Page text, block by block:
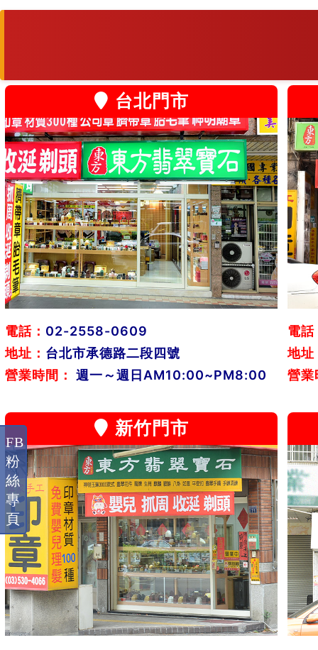
台北門市
電話： 02-2558-0609
地址： 台北市承德路二段四號
營業時間：
週一～週日AM10:00~PM8:00
電話
地址
營業
新竹門市
FB
粉
絲
專
頁